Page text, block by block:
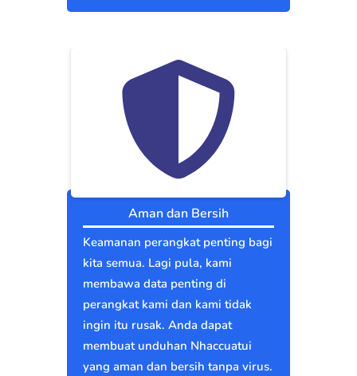
Aman dan Bersih
Keamanan perangkat penting bagi
kita semua. Lagi pula, kami
membawa data penting di
perangkat kami dan kami tidak
ingin itu rusak. Anda dapat
membuat unduhan Nhaccuatui
yang aman dan bersih tanpa virus.